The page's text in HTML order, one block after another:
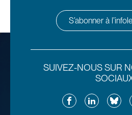
S’abonner à
SUIVEZ-NOUS SUR
FacebookLinkedIn